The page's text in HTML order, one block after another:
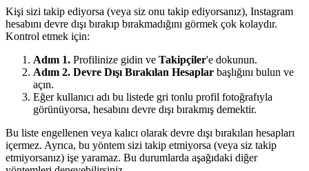
Kişi sizi takip ediyorsa (veya siz onu takip ediyorsanız), Instagram
hesabını devre dışı bırakıp bırakmadığını görmek çok kolaydır.
Kontrol etmek için:
Adım 1. Profilinize gidin ve Takipçiler'e dokunun.
Adım 2. Devre Dışı Bırakılan Hesaplar başlığını bulun ve
açın.
Eğer kullanıcı adı bu listede gri tonlu profil fotoğrafıyla
görünüyorsa, hesabını devre dışı bırakmış demektir.
Bu liste engellenen veya kalıcı olarak devre dışı bırakılan hesapları
içermez. Ayrıca, bu yöntem sizi takip etmiyorsa (veya siz takip
etmiyorsanız) işe yaramaz. Bu durumlarda aşağıdaki diğer